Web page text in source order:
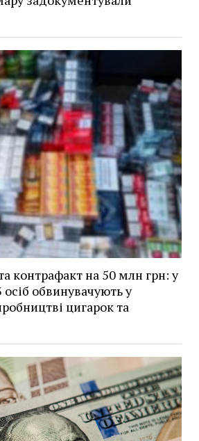
контрафакт на 50 млн грн: у
обвинувачують у
цигарок та